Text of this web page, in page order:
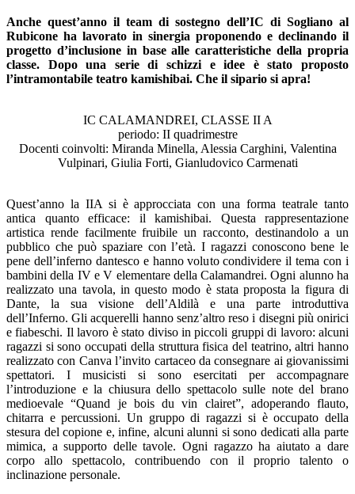
Anche quest’anno il team di sostegno dell’IC di Sogliano al
Rubicone ha lavorato in sinergia proponendo e declinando il
progetto d’inclusione in base alle caratteristiche della propria
classe. Dopo una serie di schizzi e idee è stato proposto
l’intramontabile teatro kamishibai. Che il sipario si apra!
IC CALAMANDREI, CLASSE II A
periodo: II quadrimestre
Docenti coinvolti: Miranda Minella, Alessia Carghini, Valentina
Vulpinari, Giulia Forti, Gianludovico Carmenati
Quest’anno la IIA si è approcciata con una forma teatrale tanto
antica quanto efficace: il kamishibai. Questa rappresentazione
artistica rende facilmente fruibile un racconto, destinandolo a un
pubblico che può spaziare con l’età. I ragazzi conoscono bene le
pene dell’inferno dantesco e hanno voluto condividere il tema con i
bambini della IV e V elementare della Calamandrei. Ogni alunno ha
realizzato una tavola, in questo modo è stata proposta la figura di
Dante, la sua visione dell’Aldilà e una parte introduttiva
dell’Inferno. Gli acquerelli hanno senz’altro reso i disegni più onirici
e fiabeschi. Il lavoro è stato diviso in piccoli gruppi di lavoro: alcuni
ragazzi si sono occupati della struttura fisica del teatrino, altri hanno
realizzato con Canva l’invito cartaceo da consegnare ai giovanissimi
spettatori. I musicisti si sono esercitati per accompagnare
l’introduzione e la chiusura dello spettacolo sulle note del brano
medioevale “Quand je bois du vin clairet”, adoperando flauto,
chitarra e percussioni. Un gruppo di ragazzi si è occupato della
stesura del copione e, infine, alcuni alunni si sono dedicati alla parte
mimica, a supporto delle tavole. Ogni ragazzo ha aiutato a dare
corpo allo spettacolo, contribuendo con il proprio talento o
inclinazione personale.